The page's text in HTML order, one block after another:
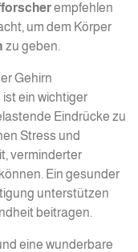
empfehlen
um dem Körper
zu geben.
Gehirn
ist ein wichtiger
Eindrücke zu
Stress und
verminderter
Ein gesunder
unterstützen
beitragen.
eine wunderbare